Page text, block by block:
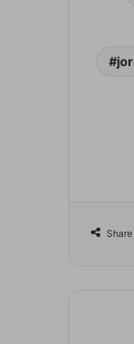
Share